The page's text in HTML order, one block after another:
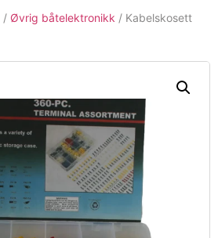
/ Øvrig båtelektronikk / Kabelskosett